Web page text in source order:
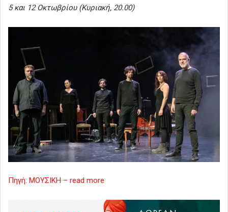
5 και 12 Οκτωβρίου (Κυριακή, 20.00)
Πηγή: ΜΟΥΣΙΚΗ – read more